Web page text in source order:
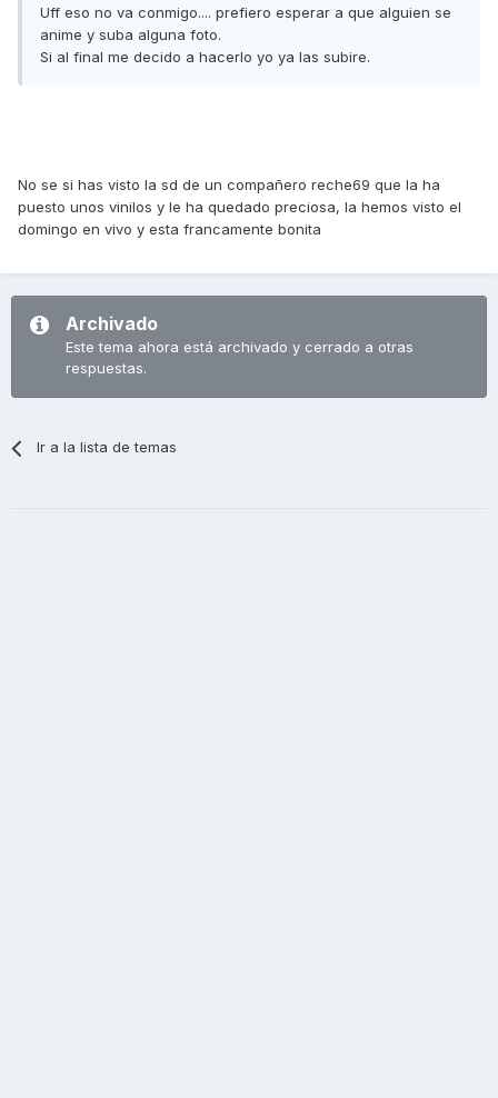
Uff eso no va conmigo.... prefiero esperar a que alguien se
anime y suba alguna foto.
Si al final me decido a hacerlo yo ya las subire.
No se si has visto la sd de un compañero reche69 que la ha
puesto unos vinilos y le ha quedado preciosa, la hemos visto el
domingo en vivo y esta francamente bonita
Archivado
Este tema ahora está archivado y cerrado a otras
respuestas.
Ir a la lista de temas